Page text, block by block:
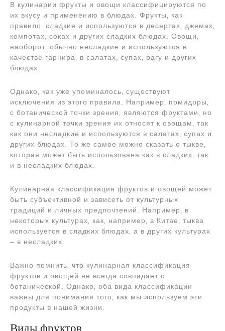
В кулинарии фрукты и овощи классифицируются по
их вкусу и применению в блюдах. Фрукты‚ как
правило‚ сладкие и используются в десертах‚ джемах‚
компотах‚ соках и других сладких блюдах. Овощи‚
наоборот‚ обычно несладкие и используются в
качестве гарнира‚ в салатах‚ супах‚ рагу и других
блюдах.
Однако‚ как уже упоминалось‚ существуют
исключения из этого правила. Например‚ помидоры‚
с ботанической точки зрения‚ являются фруктами‚ но
с кулинарной точки зрения их относят к овощам‚ так
как они несладкие и используются в салатах‚ супах и
других блюдах. То же самое можно сказать о тыкве‚
которая может быть использована как в сладких‚ так
и в несладких блюдах.
Кулинарная классификация фруктов и овощей может
быть субъективной и зависеть от культурных
традиций и личных предпочтений. Например‚ в
некоторых культурах‚ как‚ например‚ в Китае‚ тыква
используется в сладких блюдах‚ а в других культурах
– в несладких.
Важно помнить‚ что кулинарная классификация
фруктов и овощей не всегда совпадает с
ботанической. Однако‚ оба вида классификации
важны для понимания того‚ как мы используем эти
продукты в нашей жизни.
Виды фруктов